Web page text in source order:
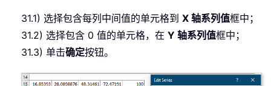
31.1) 选择包含每列中间值的单元格到 X 轴系列值框中；
31.2) 选择包含 0 值的单元格，在 Y 轴系列值框中；
31.3) 单击确定按钮。